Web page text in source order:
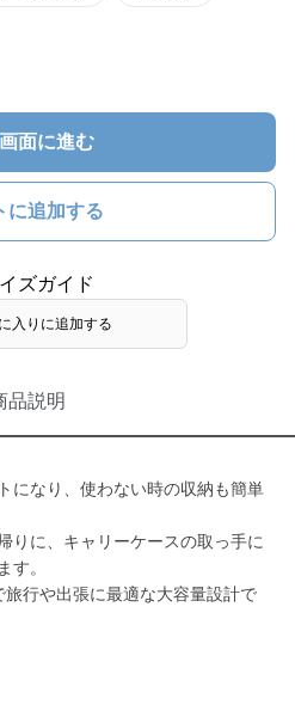
面に進む
に追加する
入りに追加する
品説明
になり、使わない時の収納も簡単
りに、キャリーケースの取っ手に
す。
行や出張に最適な大容量設計で